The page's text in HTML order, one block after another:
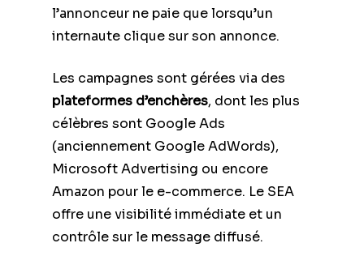
l’annonceur ne paie que lorsqu’un
internaute clique sur son annonce.
Les campagnes sont gérées via des
plateformes d’enchères, dont les plus
célèbres sont Google Ads
(anciennement Google AdWords),
Microsoft Advertising ou encore
Amazon pour le e-commerce. Le SEA
offre une visibilité immédiate et un
contrôle sur le message diffusé.